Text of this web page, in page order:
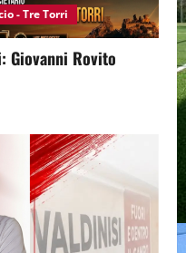
- Tre Torri
Giovanni Rovito